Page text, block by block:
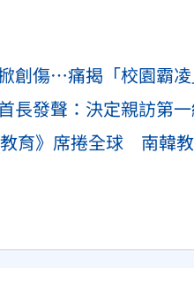
創傷…痛揭「校園霸
長發聲：決定親訪第
育》席捲全球 南韓